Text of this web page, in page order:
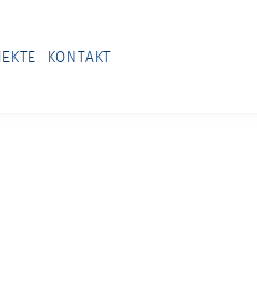
KONTAKT